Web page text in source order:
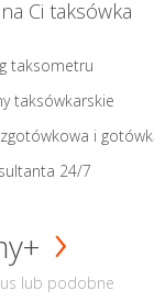
Ci taksówka
taksometru
taksówkarskie
i
24/7
lub podobne